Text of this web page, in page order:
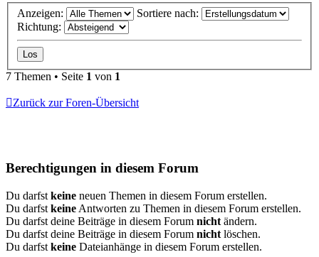
Anzeigen:
Sortiere nach:
Richtung:
7 Themen • Seite 1 von 1
Zurück zur Foren-Übersicht
Berechtigungen in diesem Forum
Du darfst keine neuen Themen in diesem Forum erstellen.
Du darfst keine Antworten zu Themen in diesem Forum erstellen.
Du darfst deine Beiträge in diesem Forum nicht ändern.
Du darfst deine Beiträge in diesem Forum nicht löschen.
Du darfst keine Dateianhänge in diesem Forum erstellen.